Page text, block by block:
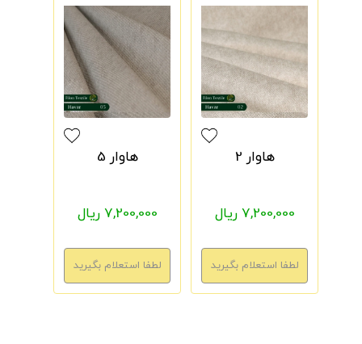
هاوار 2
7,200,000 ریال
هاوار 5
7,200,000 ریال